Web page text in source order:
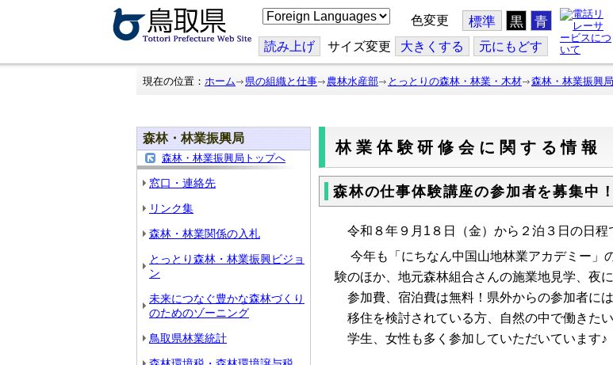
こ
の
ジ
を
翻
色変更 標準 黒 青
読み上げ サイズ変更 大きくする 元にもどす
現在の位置： ホーム 県の組織と仕事 農林水産部 とっとりの森林・林業・木材 森林・林業振興局
森林・林業振興局
森林・林業振興局トップへ
窓口・連絡先
リンク集
森林・林業関係の入札
とっとり森林・林業振興ビジョ
ン
未来につなぐ豊かな森林づくり
のためのゾーニング
鳥取県林業統計
林業体験研修会に関する情報
森林の仕事体験講座の参加者を募集中！
令和８年９月1８日（金）から２泊３日の日程
今年も「にちなん中国山地林業アカデミー」
験のほか、地元森林組合さんの施業地見学、夜
参加費、宿泊費は無料！県外からの参加者に
移住を検討されている方、自然の中で働きた
学生、女性も多く参加していただいています♪